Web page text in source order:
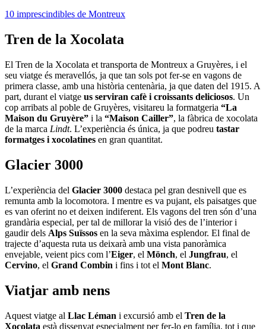
10 imprescindibles de Montreux
Tren de la Xocolata
El Tren de la Xocolata et transporta de Montreux a Gruyères, i el
seu viatge és meravellós, ja que tan sols pot fer-se en vagons de
primera classe, amb una història centenària, ja que daten del 1915. A
part, durant el viatge us serviran cafè i croissants deliciosos. Un
cop arribats al poble de Gruyères, visitareu la formatgeria “La
Maison du Gruyère” i la “Maison Cailler”, la fàbrica de xocolata
de la marca Lindt. L’experiència és única, ja que podreu tastar
formatges i xocolatines en gran quantitat.
Glacier 3000
L’experiència del Glacier 3000 destaca pel gran desnivell que es
remunta amb la locomotora. I mentre es va pujant, els paisatges que
es van oferint no et deixen indiferent. Els vagons del tren són d’una
grandària especial, per tal de millorar la visió des de l’interior i
gaudir dels Alps Suïssos en la seva màxima esplendor. El final de
trajecte d’aquesta ruta us deixarà amb una vista panoràmica
envejable, veient pics com l’Eiger, el Mönch, el Jungfrau, el
Cervino, el Grand Combin i fins i tot el Mont Blanc.
Viatjar amb nens
Aquest viatge al Llac Léman i excursió amb el Tren de la
Xocolata està dissenyat especialment per fer-lo en família, tot i que